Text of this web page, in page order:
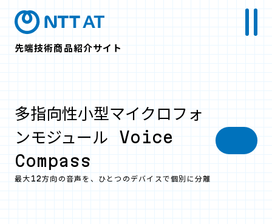
先端技術商品紹介サイト
多指向性小型マイクロフォ
ンモジュール Voice
Compass
最大12方向の音声を、ひとつのデバイスで個別に分離